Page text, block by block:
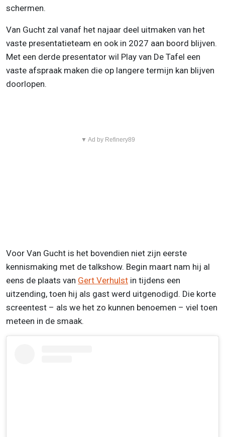
schermen.
Van Gucht zal vanaf het najaar deel uitmaken van het
vaste presentatieteam en ook in 2027 aan boord blijven.
Met een derde presentator wil Play van De Tafel een
vaste afspraak maken die op langere termijn kan blijven
doorlopen.
▼ Ad by Refinery89
Voor Van Gucht is het bovendien niet zijn eerste
kennismaking met de talkshow. Begin maart nam hij al
eens de plaats van Gert Verhulst in tijdens een
uitzending, toen hij als gast werd uitgenodigd. Die korte
screentest – als we het zo kunnen benoemen – viel toen
meteen in de smaak.